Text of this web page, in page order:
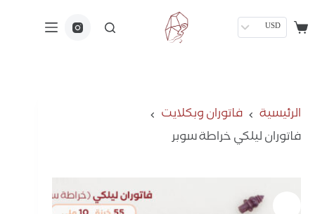
USD
الرئيسية
فاتوران وبكلايت
فاتوران ليلكي خراطة سوبر